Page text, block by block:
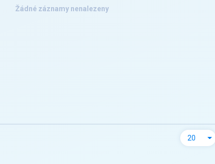
Žádné záznamy nenalezeny
20